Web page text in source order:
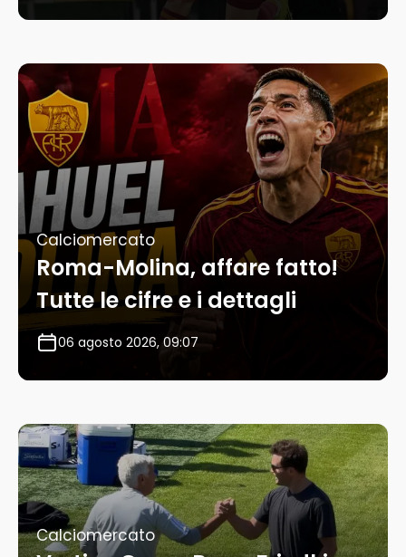
Calciomercato
Roma-Molina, affare fatto!
Tutte le cifre e i dettagli
06 agosto 2026, 09:07
Calciomercato